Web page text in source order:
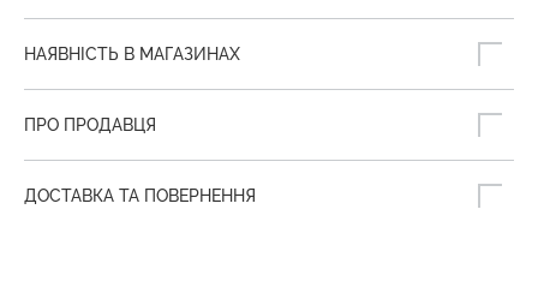
НАЯВНІСТЬ В МАГАЗИНАХ
ПРО ПРОДАВЦЯ
ДОСТАВКА ТА ПОВЕРНЕННЯ